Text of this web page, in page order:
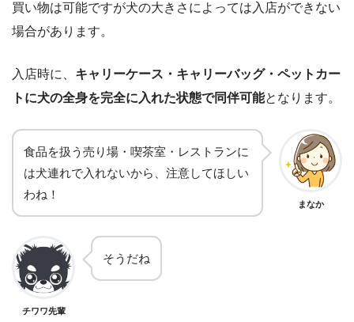
買い物は可能ですが犬の大きさによっては入店ができない
場合があります。
入店時に、 キャリーケース・キャリーバッグ・ペットカー
トに犬の全身を完全に入れた状態で同伴可能となります。
食品を扱う売り場・喫茶室・レストランに
は犬連れで入れないから、注意してほしい
わね！
まなか
チワワ先輩
そうだね